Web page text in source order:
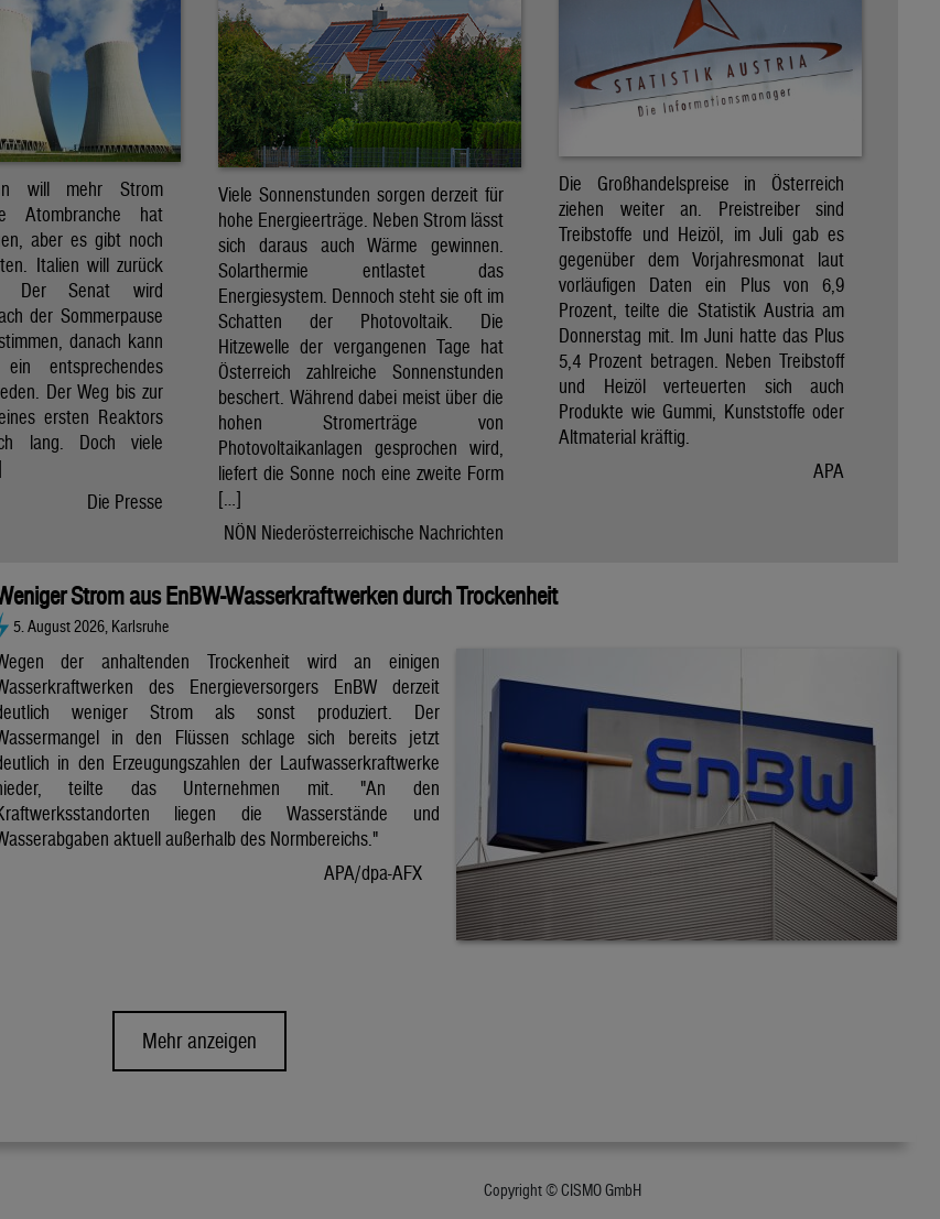
will mehr Strom
Atombranche hat
aber es gibt noch
Italien will zurück
Der Senat wird
der Sommerpause
danach kann
entsprechendes
Der Weg bis zur
ersten Reaktors
lang. Doch viele
Die Presse
Viele Sonnenstunden sorgen derzeit für
hohe Energieerträge. Neben Strom lässt
sich daraus auch Wärme gewinnen.
Solarthermie entlastet das
Energiesystem. Dennoch steht sie oft im
Schatten der Photovoltaik. Die
Hitzewelle der vergangenen Tage hat
Österreich zahlreiche Sonnenstunden
beschert. Während dabei meist über die
hohen Stromerträge von
Photovoltaikanlagen gesprochen wird,
liefert die Sonne noch eine zweite Form
[…]
NÖN Niederösterreichische Nachrichten
Die Großhandelspreise in Österreich
ziehen weiter an. Preistreiber sind
Treibstoffe und Heizöl, im Juli gab es
gegenüber dem Vorjahresmonat laut
vorläufigen Daten ein Plus von 6,9
Prozent, teilte die Statistik Austria am
Donnerstag mit. Im Juni hatte das Plus
5,4 Prozent betragen. Neben Treibstoff
und Heizöl verteuerten sich auch
Produkte wie Gummi, Kunststoffe oder
Altmaterial kräftig.
APA
Strom aus EnBW-Wasserkraftwerken durch Trockenheit
5. August 2026, Karlsruhe
der anhaltenden Trockenheit wird an einigen
des Energieversorgers EnBW derzeit
weniger Strom als sonst produziert. Der
in den Flüssen schlage sich bereits jetzt
in den Erzeugungszahlen der Laufwasserkraftwerke
teilte das Unternehmen mit. "An den
liegen die Wasserstände und
aktuell außerhalb des Normbereichs."
APA/dpa-AFX
Mehr anzeigen
Copyright © CISMO GmbH